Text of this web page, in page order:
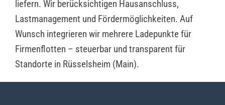
liefern. Wir berücksichtigen Hausanschluss,
Lastmanagement und Fördermöglichkeiten. Auf
Wunsch integrieren wir mehrere Ladepunkte für
Firmenflotten – steuerbar und transparent für
Standorte in Rüsselsheim (Main).